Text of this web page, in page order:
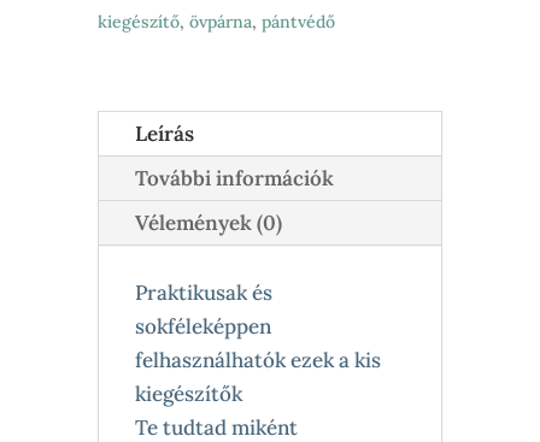
kiegészítő, övpárna, pántvédő
Leírás
További információk
Vélemények (0)
Praktikusak és
sokféleképpen
felhasználhatók ezek a kis
kiegészítők
Te tudtad miként